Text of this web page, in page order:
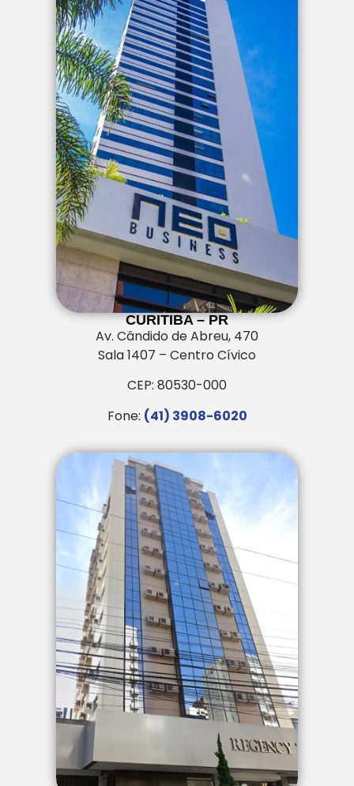
CURITIBA – PR
Av. Cândido de Abreu, 470
Sala 1407 – Centro Cívico
CEP: 80530-000
Fone: (41) 3908-6020